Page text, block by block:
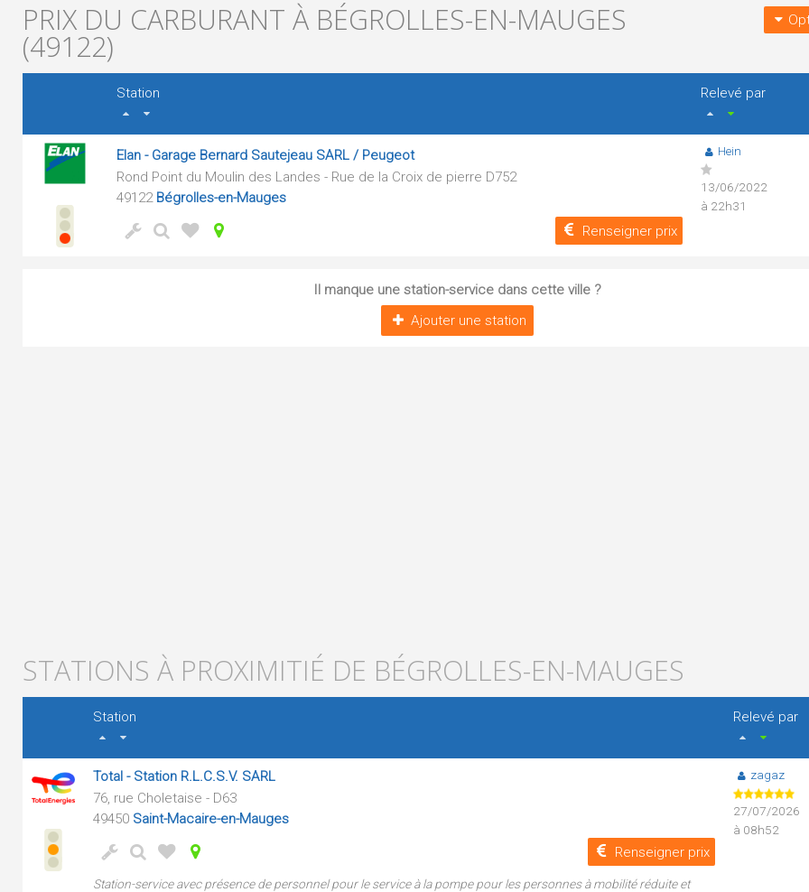
PRIX DU CARBURANT À BÉGROLLES-EN-MAUGES
(49122)
Station
Relevé par
Elan - Garage Bernard Sautejeau SARL / Peugeot
Rond Point du Moulin des Landes - Rue de la Croix de pierre D752
49122 Bégrolles-en-Mauges
Renseigner prix
Hein
13/06/2022
à 22h31
Il manque une station-service dans cette ville ?
Ajouter une station
STATIONS À PROXIMITIÉ DE BÉGROLLES-EN-MAUGES
Station
Relevé par
Total - Station R.L.C.S.V. SARL
76, rue Choletaise - D63
49450 Saint-Macaire-en-Mauges
Renseigner prix
Station-service avec présence de personnel pour le service à la pompe pour les personnes à mobilité réduite et
zagaz
27/07/2026
à 08h52